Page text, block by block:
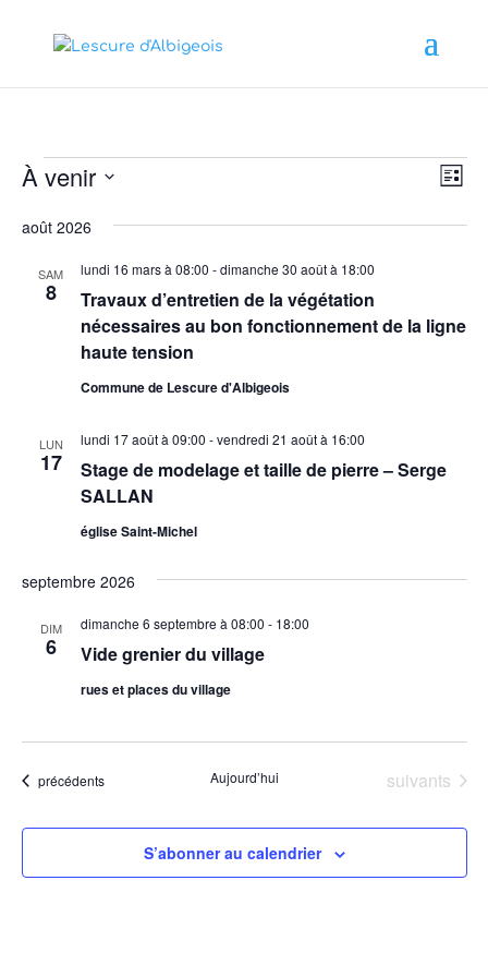
Évènements de
Liste
À venir
une
août 2026
SAM
8
Travaux d’entretien de la végétation
nécessaires au bon fonctionnement de la ligne
haute tension
lundi 16 mars à 08:00 -dimanche 30 août à 18:00
Commune de Lescure d'Albigeois
LUN
17
Stage de modelage et taille de pierre – Serge
SALLAN
lundi 17 août à 09:00 -vendredi 21 août à 16:00
église Saint-Michel
septembre 2026
DIM
6 Vide grenier du village
dimanche 6 septembre à 08:00 - 18:00
rues et places du village
Évènements
précédents Aujourd’hui Évènements
suivants
S’abonner au calendrier